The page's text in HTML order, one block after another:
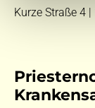
Kurze Straße 4